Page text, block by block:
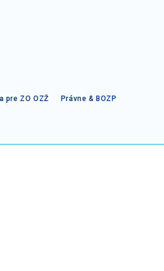
pre ZO OZŽ Právne & BOZP